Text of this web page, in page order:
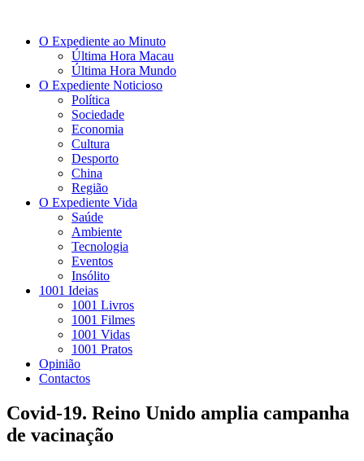
O Expediente ao Minuto
Última Hora Macau
Última Hora Mundo
O Expediente Noticioso
Política
Sociedade
Economia
Cultura
Desporto
China
Região
O Expediente Vida
Saúde
Ambiente
Tecnologia
Eventos
Insólito
1001 Ideias
1001 Livros
1001 Filmes
1001 Vidas
1001 Pratos
Opinião
Contactos
Covid-19. Reino Unido amplia campanha
de vacinação